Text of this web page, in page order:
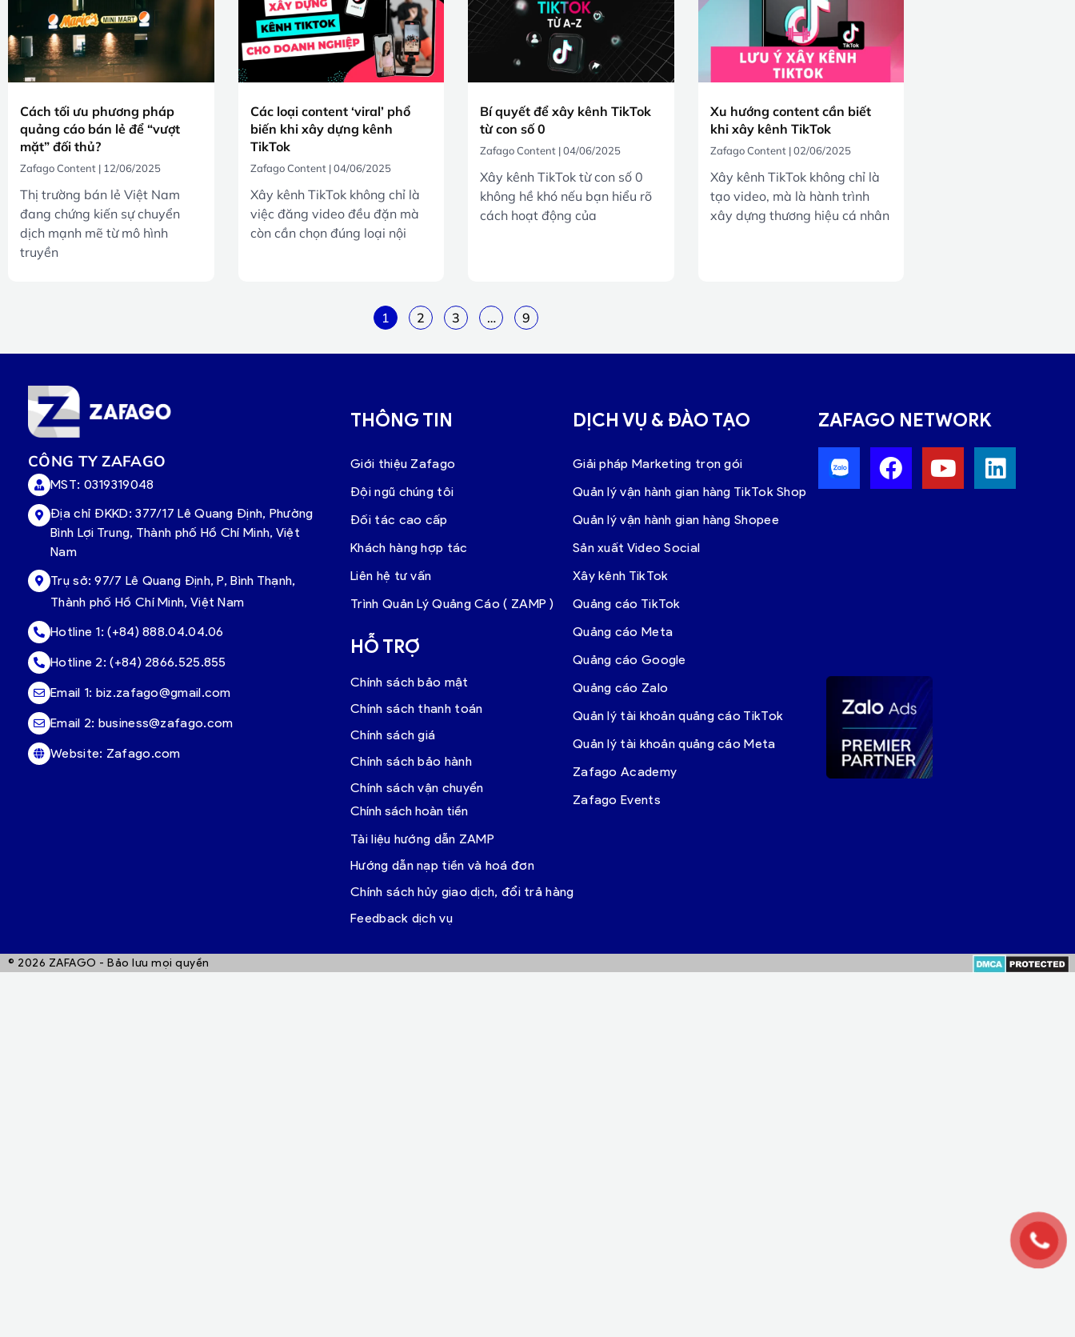
Cách tối ưu phương pháp
quảng cáo bán lẻ để “vượt
mặt” đối thủ?
Zafago Content 12/06/2025
Thị trường bán lẻ Việt Nam
đang chứng kiến sự chuyển
dịch mạnh mẽ từ mô hình
truyền
Các loại content ‘viral’ phổ
biến khi xây dựng kênh
TikTok
Zafago Content 04/06/2025
Xây kênh TikTok không chỉ là
việc đăng video đều đặn mà
còn cần chọn đúng loại nội
Bí quyết để xây kênh TikTok
từ con số 0
Zafago Content 04/06/2025
Xây kênh TikTok từ con số 0
không hề khó nếu bạn hiểu rõ
cách hoạt động của
Xu hướng content cần biết
khi xây kênh TikTok
Zafago Content 02/06/2025
Xây kênh TikTok không chỉ là
tạo video, mà là hành trình
xây dựng thương hiệu cá nhân
1 2 3 … 9
CÔNG TY ZAFAGO
MST: 0319319048
Địa chỉ ĐKKD: 377/17 Lê Quang Định, Phường
Bình Lợi Trung, Thành phố Hồ Chí Minh, Việt
Nam
Trụ sở:97/7 Lê Quang Định, P, Bình Thạnh,
Thành phố Hồ Chí Minh, Việt Nam
Hotline 1:(+84) 888.04.04.06
Hotline 2:(+84) 2866.525.855
Email 1: biz.zafago@gmail.com
Email 2: business@zafago.com
Website: Zafago.com
THÔNG TIN
Giới thiệu Zafago
Đội ngũ chúng tôi
Đối tác cao cấp
Khách hàng hợp tác
Liên hệ tư vấn
Trình Quản Lý Quảng Cáo ( ZAMP )
HỖ TRỢ
Chính sách bảo mật
Chính sách thanh toán
Chính sách giá
Chính sách bảo hành
Chính sách vận chuyển
Chính sách hoàn tiền
Tài liệu hướng dẫn ZAMP
Hướng dẫn nạp tiền và hoá đơn
Chính sách hủy giao dịch, đổi trả hàng
Feedback dịch vụ
DỊCH VỤ & ĐÀO TẠO
Giải pháp Marketing trọn gói
Quản lý vận hành gian hàng TikTok Shop
Quản lý vận hành gian hàng Shopee
Sản xuất Video Social
Xây kênh TikTok
Quảng cáo TikTok
Quảng cáo Meta
Quảng cáo Google
Quảng cáo Zalo
Quản lý tài khoản quảng cáo TikTok
Quản lý tài khoản quảng cáo Meta
Zafago Academy
Zafago Events
ZAFAGO NETWORK
© 2026 ZAFAGO - Bảo lưu mọi quyền